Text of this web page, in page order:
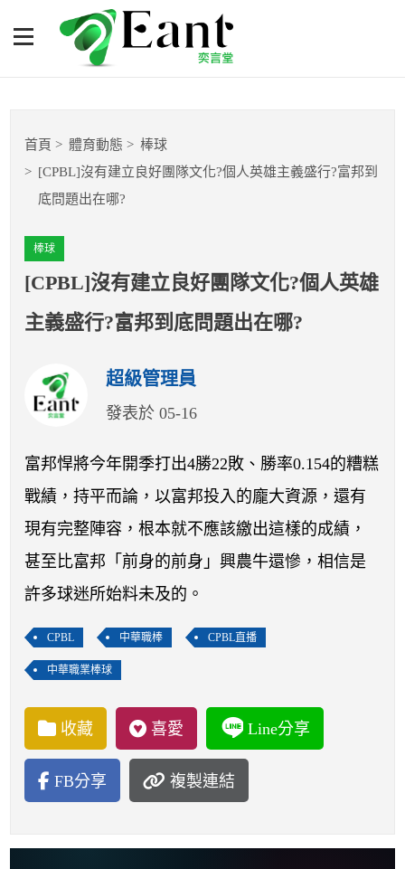
[CPBL]沒有建立良好團隊文
化?個人英雄主義盛行?富邦
籃球
棒球
球隊數據
開賽列表
運彩教學專區
首頁 體育動態
棒球
[CPBL]沒有建立良好團隊文化?個人英雄主義盛行?富邦到
底問題出在哪?
棒球
[CPBL]沒有建立良好團隊文化?個人英雄
主義盛行?富邦到底問題出在哪?
超級管理員
發表於 05-16
​​​​​​​富邦悍將今年開季打出4勝22敗、勝率0.154的糟糕
戰績，持平而論，以富邦投入的龐大資源，還有
現有完整陣容，根本就不應該繳出這樣的成績，
甚至比富邦「前身的前身」興農牛還慘，相信是
許多球迷所始料未及的。
CPBL 中華職棒 CPBL直播
中華職業棒球
收藏 喜愛 Line分享
FB分享 複製連結